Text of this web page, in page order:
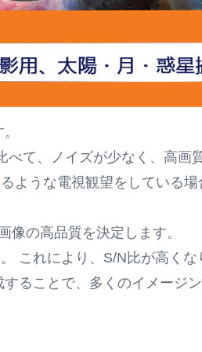
て、ノイズが少なく、高画
ような電視観望をしている場
の高品質を決定します。
これにより、S/N比が高くな
ることで、多くのイメージ